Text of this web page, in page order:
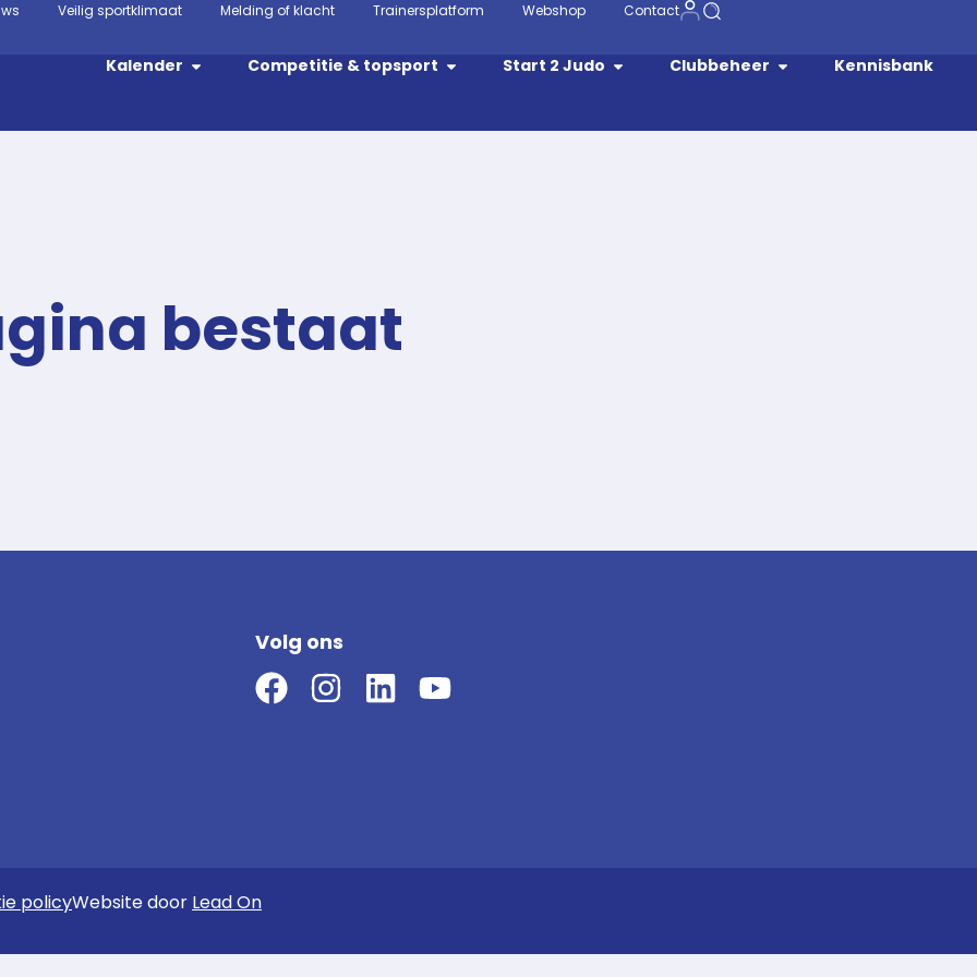
Veilig sportklimaat Melding of klacht Trainersplatform Webshop Contact
Kalender Competitie & topsport Start 2 Judo Clubbeheer Kennisbank
bestaat
Volg ons
policyWebsite door Lead On